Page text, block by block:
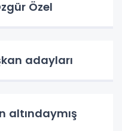
Özel
adayları
altındaymış